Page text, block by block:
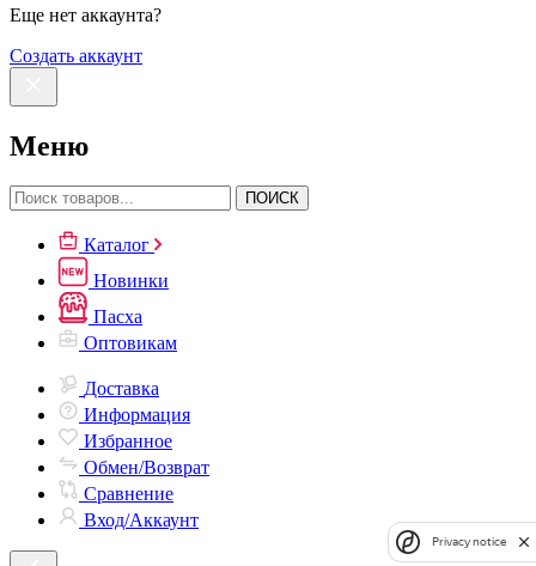
Еще нет аккаунта?
Создать аккаунт
Меню
ПОИСК
Каталог
Новинки
Пасха
Оптовикам
Доставка
Информация
Избранное
Обмен/Возврат
Сравнение
Вход/Аккаунт
Privacy notice